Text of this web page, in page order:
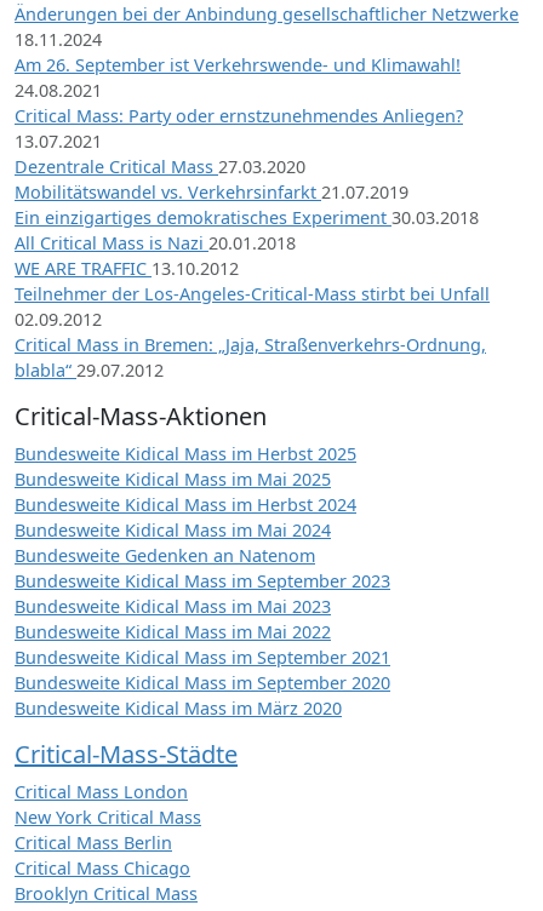
Änderungen bei der Anbindung gesellschaftlicher Netzwerke
18.11.2024
Am 26. September ist Verkehrswende- und Klimawahl!
24.08.2021
Critical Mass: Party oder ernstzunehmendes Anliegen?
13.07.2021
Dezentrale Critical Mass 27.03.2020
Mobilitätswandel vs. Verkehrsinfarkt 21.07.2019
Ein einzigartiges demokratisches Experiment 30.03.2018
All Critical Mass is Nazi 20.01.2018
WE ARE TRAFFIC 13.10.2012
Teilnehmer der Los-Angeles-Critical-Mass stirbt bei Unfall
02.09.2012
Critical Mass in Bremen: „Jaja, Straßenverkehrs-Ordnung,
blabla“ 29.07.2012
Critical-Mass-Aktionen
Bundesweite Kidical Mass im Herbst 2025
Bundesweite Kidical Mass im Mai 2025
Bundesweite Kidical Mass im Herbst 2024
Bundesweite Kidical Mass im Mai 2024
Bundesweite Gedenken an Natenom
Bundesweite Kidical Mass im September 2023
Bundesweite Kidical Mass im Mai 2023
Bundesweite Kidical Mass im Mai 2022
Bundesweite Kidical Mass im September 2021
Bundesweite Kidical Mass im September 2020
Bundesweite Kidical Mass im März 2020
Critical-Mass-Städte
Critical Mass London
New York Critical Mass
Critical Mass Berlin
Critical Mass Chicago
Brooklyn Critical Mass